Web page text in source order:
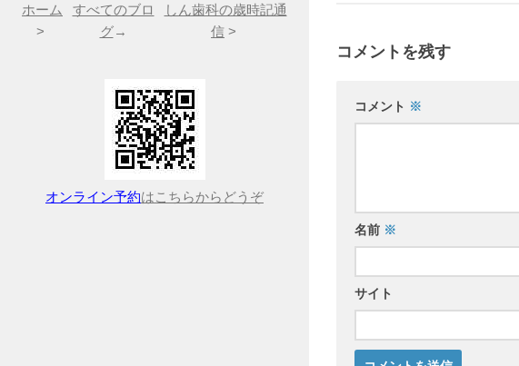
コメントを残す
コメント ※
名前 ※
サイト
ホーム
>
すべてのブロ
グ→
しん歯科の歳時記通
信 >
オンライン予約はこちらからどうぞ